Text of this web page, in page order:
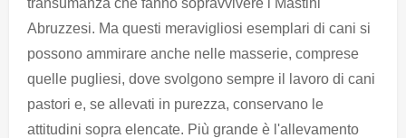
transumanza che fanno sopravvivere i Mastini
Abruzzesi. Ma questi meravigliosi esemplari di cani si
possono ammirare anche nelle masserie, comprese
quelle pugliesi, dove svolgono sempre il lavoro di cani
pastori e, se allevati in purezza, conservano le
attitudini sopra elencate. Più grande è l'allevamento